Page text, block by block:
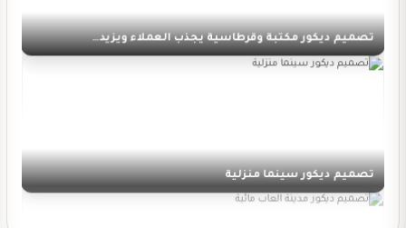
تصميم ديكور مكتبة وقرطاسية يجذب العملاء ويزيد…
تصميم ديكور سينما منزلية